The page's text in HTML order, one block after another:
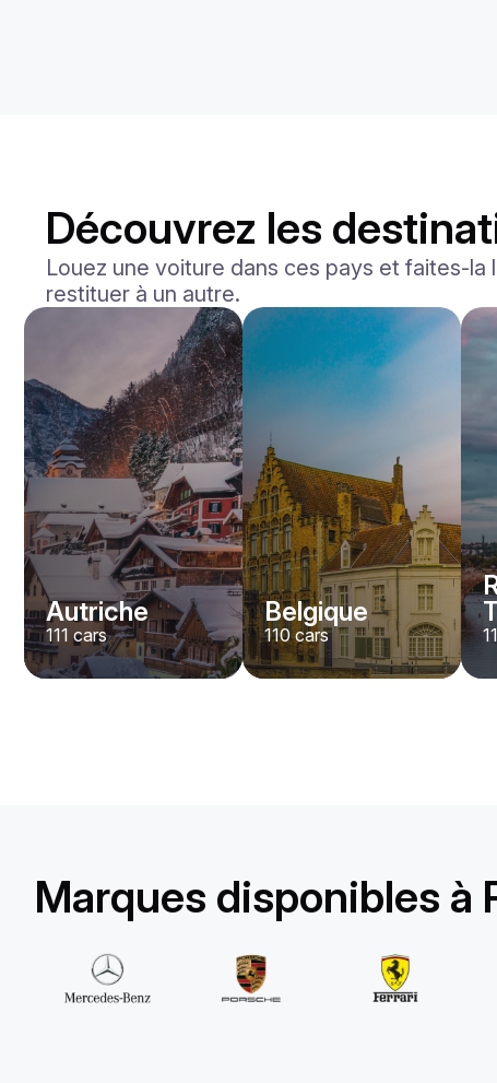
Ferrari
De 1500€ /jour
Réservez dès maintenant
Réservez dès maintenant
Découvrez les
Louez une voiture dans ces pays et faites-
restituer à un autre.
Autriche
111 cars
Belgique
110cars
Marques disponibles à